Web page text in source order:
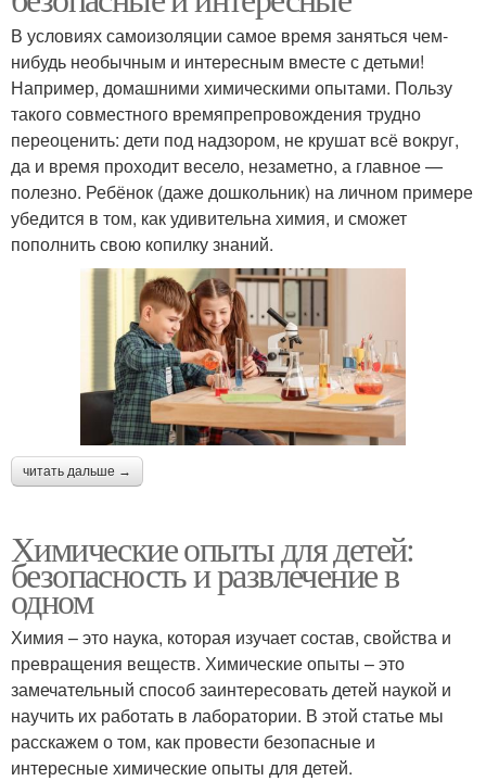
В условиях самоизоляции самое время заняться чем-
нибудь необычным и интересным вместе с детьми!
Например, домашними химическими опытами. Пользу
такого совместного времяпрепровождения трудно
переоценить: дети под надзором, не крушат всё вокруг,
да и время проходит весело, незаметно, а главное —
полезно. Ребёнок (даже дошкольник) на личном примере
убедится в том, как удивительна химия, и сможет
пополнить свою копилку знаний.
читать дальше →
Химические опыты для детей:
безопасность и развлечение в
одном
Химия – это наука, которая изучает состав, свойства и
превращения веществ. Химические опыты – это
замечательный способ заинтересовать детей наукой и
научить их работать в лаборатории. В этой статье мы
расскажем о том, как провести безопасные и
интересные химические опыты для детей.